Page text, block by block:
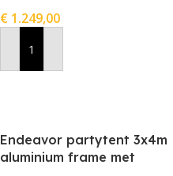
€ 1.249,00
In Winkelwagen
Endeavor partytent 3x4m
aluminium frame met